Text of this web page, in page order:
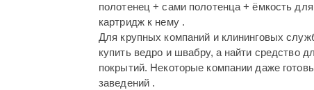
полотенец + сами полотенца + ёмкость
картридж к нему .
Для крупных компаний и клининговых
купить ведро и швабру, а найти средство
покрытий. Некоторые компании даже
заведений .